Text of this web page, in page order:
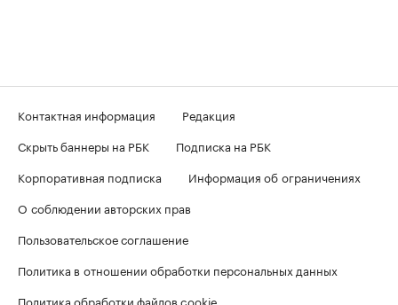
Контактная информация
Редакция
Скрыть баннеры на РБК
Подписка на РБК
Корпоративная подписка
Информация об ограничениях
О соблюдении авторских прав
Пользовательское соглашение
Политика в отношении обработки персональных данных
Политика обработки файлов cookie